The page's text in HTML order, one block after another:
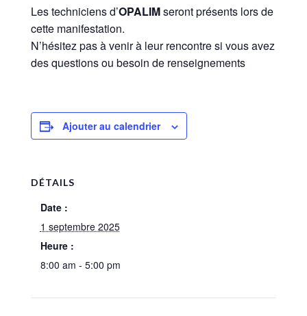
Les techniciens d’OPALIMseront présents lors de
cette manifestation.
N’hésitez pas à venir à leur rencontre si vous avez
des questions ou besoin de renseignements
Ajouter au calendrier
DÉTAILS
Date :
1 septembre 2025
Heure :
8:00 am - 5:00 pm